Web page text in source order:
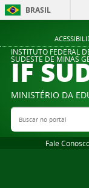
BRASIL
INSTITUTO FEDERAL
SUDESTE DE MINAS
IF
MINISTÉRIO DA
Buscar no portal
Fale